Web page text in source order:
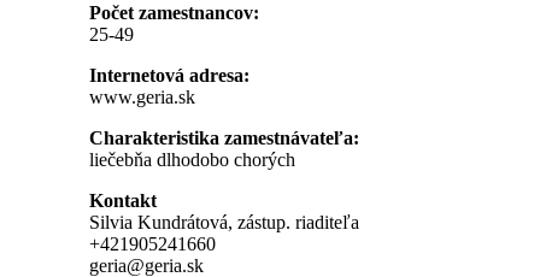
Počet zamestnancov:
25-49
Internetová adresa:
www.geria.sk
Charakteristika zamestnávateľa:
liečebňa dlhodobo chorých
Kontakt
Silvia Kundrátová, zástup. riaditeľa
+421905241660
geria@geria.sk